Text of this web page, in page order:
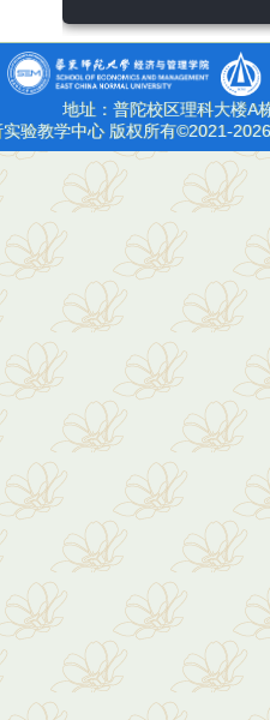
地址：普陀校区理科大楼A
验教学中心 版权所有©2021-